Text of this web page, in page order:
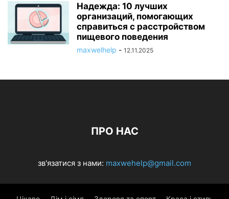
Надежда: 10 лучших
организаций, помогающих
справиться с расстройством
пищевого поведения
maxwelhelp - 12.11.2025
ПРО НАС
зв'язатися з нами: maxwehelp@gmail.com